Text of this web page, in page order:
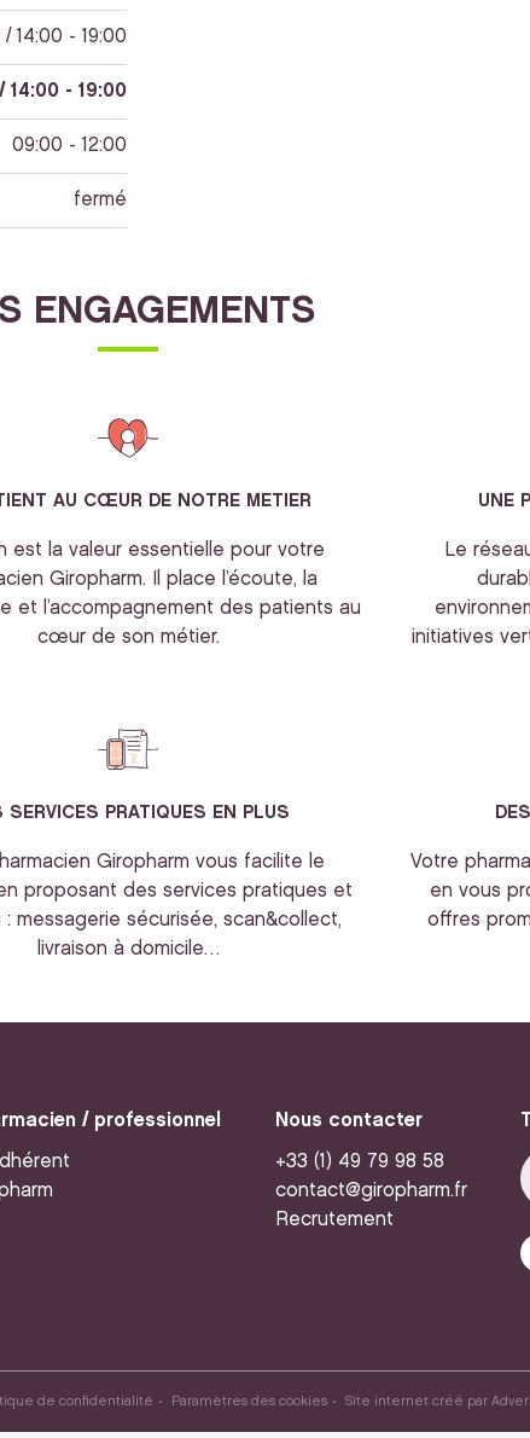
14:00 - 19:00
14:00 - 19:00
09:00 - 12:00
fermé
ENGAGEMENTS
AU CŒUR DE NOTRE METIER
est la valeur essentielle pour votre
Giropharm. Il place l’écoute, la
et l’accompagnement des patients au
cœur de son métier.
UNE
Le
initiatives
SERVICES PRATIQUES EN PLUS
Giropharm vous facilite le
proposant des services pratiques et
: messagerie sécurisée, scan&collect,
livraison à domicile…
Votre
en vous
offres
/ professionnel Nous contacter
+33 (1) 49 79 98 58
contact@giropharm.fr
Recrutement
de confidentialité Paramètres des cookies Site internet créé par